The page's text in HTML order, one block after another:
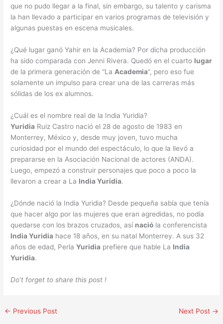
que no pudo llegar a la final, sin embargo, su talento y carisma
la han llevado a participar en varios programas de televisión y
algunas puestas en escena musicales.
¿Qué lugar ganó Yahir en la Academia? Por dicha producción
ha sido comparada con Jenni Rivera. Quedó en el cuarto lugar
de la primera generación de “La Academia“, pero eso fue
solamente un impulso para crear una de las carreras más
sólidas de los ex alumnos.
¿Cuál es el nombre real de la India Yuridia?
Yuridia Ruiz Castro nació el 28 de agosto de 1983 en
Monterrey, México y, desde muy joven, tuvo mucha
curiosidad por el mundo del espectáculo, lo que la llevó a
prepararse en la Asociación Nacional de actores (ANDA).
Luego, empezó a construir personajes que poco a poco la
llevaron a crear a La India Yuridia.
¿Dónde nació la India Yuridia? Desde pequeña sabía que tenía
que hacer algo por las mujeres que eran agredidas, no podía
quedarse con los brazos cruzados, así nació la conferencista
India Yuridia hace 18 años, en su natal Monterrey. A sus 32
años de edad, PerlaYuridia prefiere que hable La India
Yuridia.
Do’t forget to share this post !
← Previous Post Next Post →